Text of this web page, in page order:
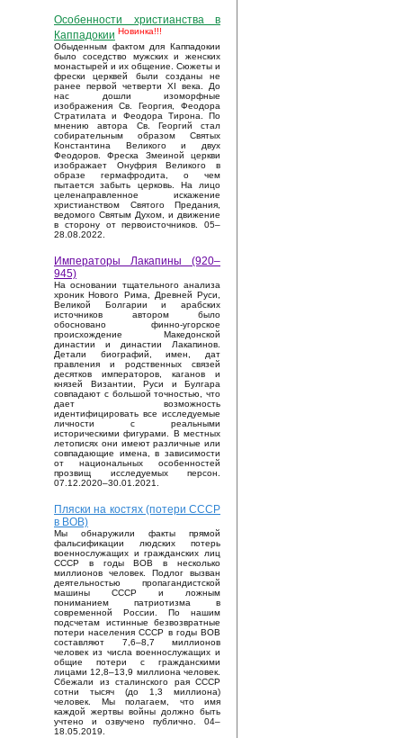
Особенности христианства в
Каппадокии Новинка!!!
Обыденным фактом для Каппадокии
было соседство мужских и женских
монастырей и их общение. Сюжеты и
фрески церквей были созданы не
ранее первой четверти XI века. До
нас дошли изоморфные
изображения Св. Георгия, Феодора
Стратилата и Феодора Тирона. По
мнению автора Св. Георгий стал
собирательным образом Святых
Константина Великого и двух
Феодоров. Фреска Змеиной церкви
изображает Онуфрия Великого в
образе гермафродита, о чем
пытается забыть церковь. На лицо
целенаправленное искажение
христианством Святого Предания,
ведомого Святым Духом, и движение
в сторону от первоисточников. 05–
28.08.2022.
Императоры Лакапины (920–
945)
На основании тщательного анализа
хроник Нового Рима, Древней Руси,
Великой Болгарии и арабских
источников автором было
обосновано финно-угорское
происхождение Македонской
династии и династии Лакапинов.
Детали биографий, имен, дат
правления и родственных связей
десятков императоров, каганов и
князей Византии, Руси и Булгара
совпадают с большой точностью, что
дает возможность
идентифицировать все исследуемые
личности с реальными
историческими фигурами. В местных
летописях они имеют различные или
совпадающие имена, в зависимости
от национальных особенностей
прозвищ исследуемых персон.
07.12.2020–30.01.2021.
Пляски на костях (потери СССР
в ВОВ)
Мы обнаружили факты прямой
фальсификации людских потерь
военнослужащих и гражданских лиц
СССР в годы ВОВ в несколько
миллионов человек. Подлог вызван
деятельностью пропагандистской
машины СССР и ложным
пониманием патриотизма в
современной России. По нашим
подсчетам истинные безвозвратные
потери населения СССР в годы ВОВ
составляют 7,6–8,7 миллионов
человек из числа военнослужащих и
общие потери с гражданскими
лицами 12,8–13,9 миллиона человек.
Сбежали из сталинского рая СССР
сотни тысяч (до 1,3 миллиона)
человек. Мы полагаем, что имя
каждой жертвы войны должно быть
учтено и озвучено публично. 04–
18.05.2019.